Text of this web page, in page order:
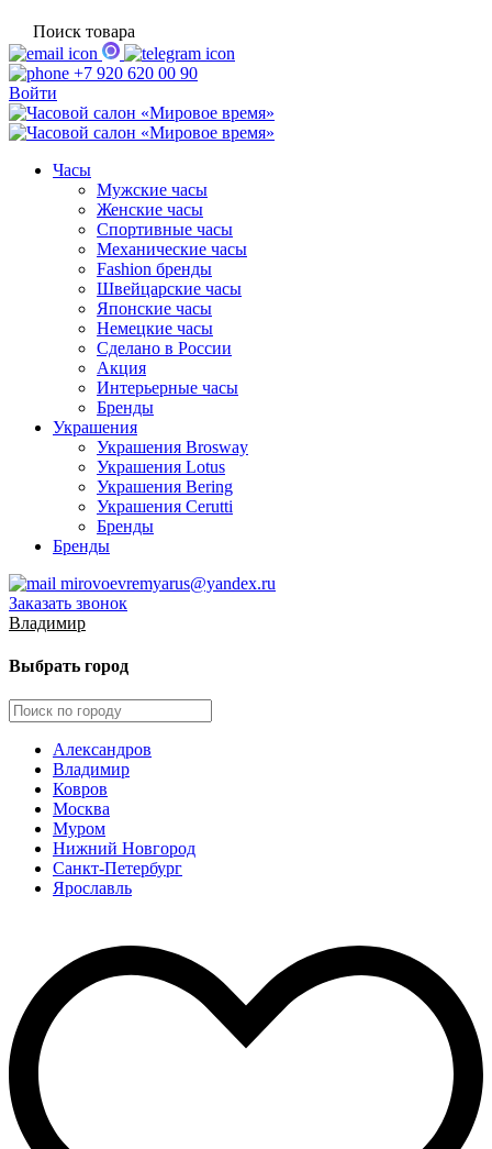
Поиск товара
+7 920 620 00 90
Войти
Часы
Мужские часы
Женские часы
Спортивные часы
Механические часы
Fashion бренды
Швейцарские часы
Японские часы
Немецкие часы
Сделано в России
Акция
Интерьерные часы
Бренды
Украшения
Украшения Brosway
Украшения Lotus
Украшения Bering
Украшения Cerutti
Бренды
Бренды
mirovoevremyarus@yandex.ru
Заказать звонок
Владимир
Выбрать город
Александров
Владимир
Ковров
Москва
Муром
Нижний Новгород
Санкт-Петербург
Ярославль